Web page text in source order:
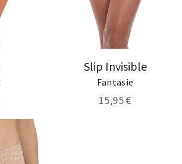
Slip Invisible
Fantasie
15,95 €